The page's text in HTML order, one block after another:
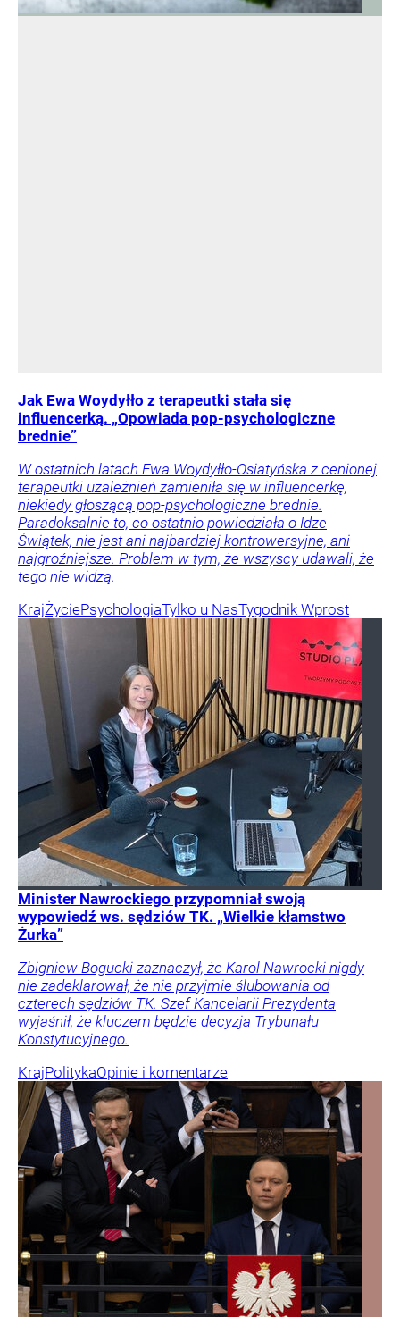
Jak Ewa Woydyłło z terapeutki stała się
influencerką. „Opowiada pop-psychologiczne
brednie”
W ostatnich latach Ewa Woydyłło-Osiatyńska z cenionej
terapeutki uzależnień zamieniła się w influencerkę,
niekiedy głoszącą pop-psychologiczne brednie.
Paradoksalnie to, co ostatnio powiedziała o Idze
Świątek, nie jest ani najbardziej kontrowersyjne, ani
najgroźniejsze. Problem w tym, że wszyscy udawali, że
tego nie widzą.
KrajŻyciePsychologiaTylko u NasTygodnik Wprost
Minister Nawrockiego przypomniał swoją
wypowiedź ws. sędziów TK. „Wielkie kłamstwo
Żurka”
Zbigniew Bogucki zaznaczył, że Karol Nawrocki nigdy
nie zadeklarował, że nie przyjmie ślubowania od
czterech sędziów TK. Szef Kancelarii Prezydenta
wyjaśnił, że kluczem będzie decyzja Trybunału
Konstytucyjnego.
KrajPolitykaOpinie i komentarze